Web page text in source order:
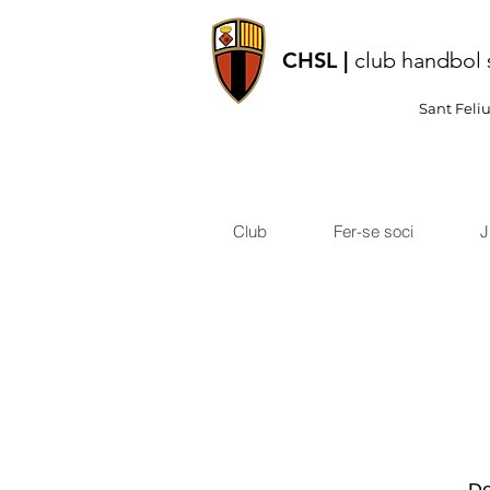
CHSL | club handbol
Sant
Club Fer-se soci